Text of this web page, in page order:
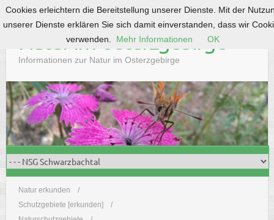
S
k
o
c
o
n
t
Natur im Osterzgebirge
Informationen zur Natur im Osterzgebirge
Natur erkunden
Schutzgebiete [erkunden]
Cookies erleichtern die Bereitstellung unserer Dienste. Mit der
unserer Dienste erklären Sie sich damit einverstanden, dass wir
verwenden.
Mehr Informationen OK